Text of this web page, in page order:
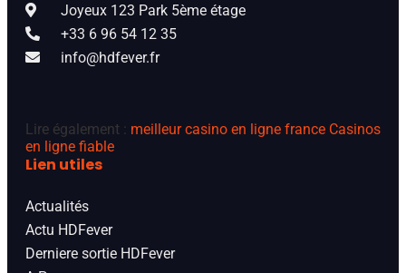
Joyeux 123 Park 5ème étage
+33 6 96 54 12 35
info@hdfever.fr
Lire également : meilleur casino en ligne france Casinos
en ligne fiable
Lien utiles
Actualités
Actu HDFever
Derniere sortie HDFever